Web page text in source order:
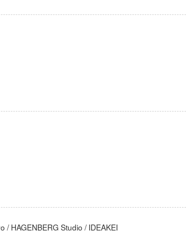
/ HAGENBERG Studio / IDEAKEI